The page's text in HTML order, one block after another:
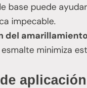
base puede
impecable.
del amarillamiento
minimiza